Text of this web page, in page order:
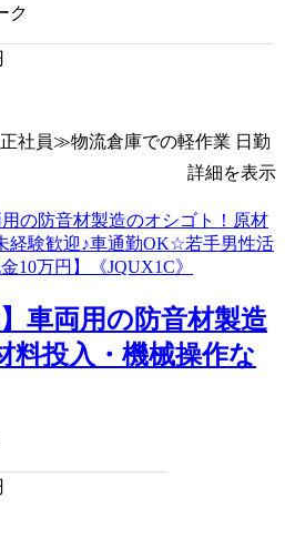
ク
社員≫物流倉庫での軽作業 日勤
詳細を表示
車両用の防音材製造
料投入・機械操作な